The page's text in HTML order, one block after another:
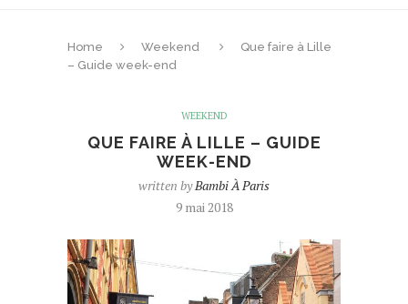
Home Weekend
Que faire à Lille
– Guide week-end
WEEKEND
QUE FAIRE À LILLE – GUIDE
WEEK-END
written byBambi À Paris
9 mai 2018